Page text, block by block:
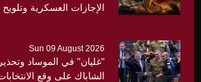
الإجازات العسكرية
Sun 09 August 2026
"غليان" في الموساد
الشاباك على وقع